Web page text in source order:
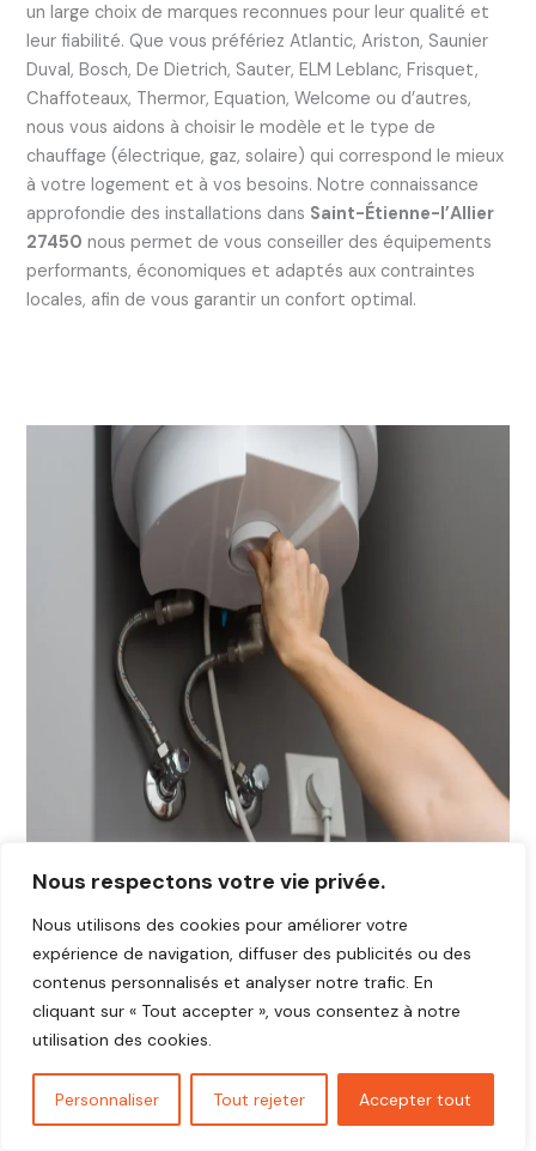
Nous respectons votre vie privée.
Nous utilisons des cookies pour améliorer votre
expérience de navigation, diffuser des publicités ou des
contenus personnalisés et analyser notre trafic. En
cliquant sur « Tout accepter », vous consentez à notre
utilisation des cookies.
Personnaliser Tout rejeter Accepter tout
un large choix de marques reconnues pour leur qualité et
leur fiabilité. Que vous préfériez Atlantic, Ariston, Saunier
Duval, Bosch, De Dietrich, Sauter, ELM Leblanc, Frisquet,
Chaffoteaux, Thermor, Equation, Welcome ou d’autres,
nous vous aidons à choisir le modèle et le type de
chauffage (électrique, gaz, solaire) qui correspond le mieux
à votre logement et à vos besoins. Notre connaissance
approfondie des installations dans Saint-Étienne-l’Allier
27450 nous permet de vous conseiller des équipements
performants, économiques et adaptés aux contraintes
locales, afin de vous garantir un confort optimal.